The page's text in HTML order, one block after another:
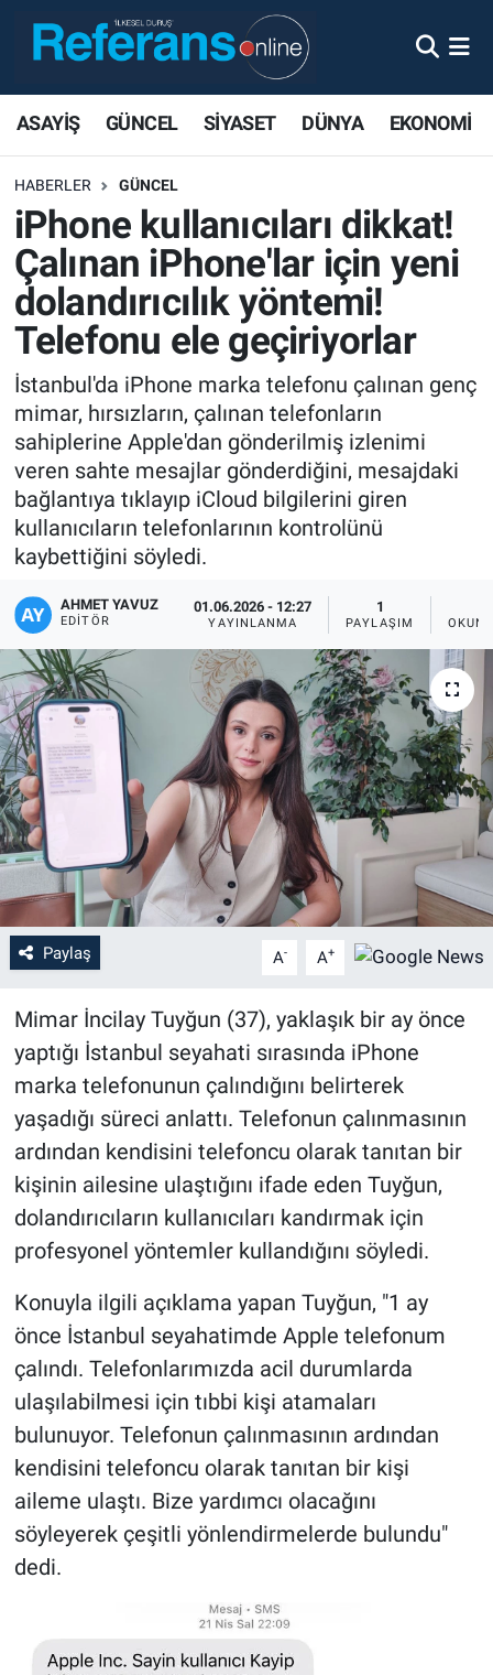
ASAYİŞ GÜNCEL SİYASET DÜNYA EKONOMİ
HABERLER GÜNCEL
iPhone kullanıcıları dikkat!
Çalınan iPhone'lar için yeni
dolandırıcılık yöntemi!
Telefonu ele geçiriyorlar
İstanbul'da iPhone marka telefonu çalınan genç
mimar, hırsızların, çalınan telefonların
sahiplerine Apple'dan gönderilmiş izlenimi
veren sahte mesajlar gönderdiğini, mesajdaki
bağlantıya tıklayıp iCloud bilgilerini giren
kullanıcıların telefonlarının kontrolünü
kaybettiğini söyledi.
AHMET YAVUZ
EDITÖR
01.06.2026 - 12:27
YAYINLANMA
1
PAYLAŞIM
Paylaş A- A+
Mimar İncilay Tuyğun (37), yaklaşık bir ay önce
yaptığı İstanbul seyahati sırasında iPhone
marka telefonunun çalındığını belirterek
yaşadığı süreci anlattı. Telefonun çalınmasının
ardından kendisini telefoncu olarak tanıtan bir
kişinin ailesine ulaştığını ifade eden Tuyğun,
dolandırıcıların kullanıcıları kandırmak için
profesyonel yöntemler kullandığını söyledi.
Konuyla ilgili açıklama yapan Tuyğun, "1 ay
önce İstanbul seyahatimde Apple telefonum
çalındı. Telefonlarımızda acil durumlarda
ulaşılabilmesi için tıbbi kişi atamaları
bulunuyor. Telefonun çalınmasının ardından
kendisini telefoncu olarak tanıtan bir kişi
aileme ulaştı. Bize yardımcı olacağını
söyleyerek çeşitli yönlendirmelerde bulundu"
dedi.